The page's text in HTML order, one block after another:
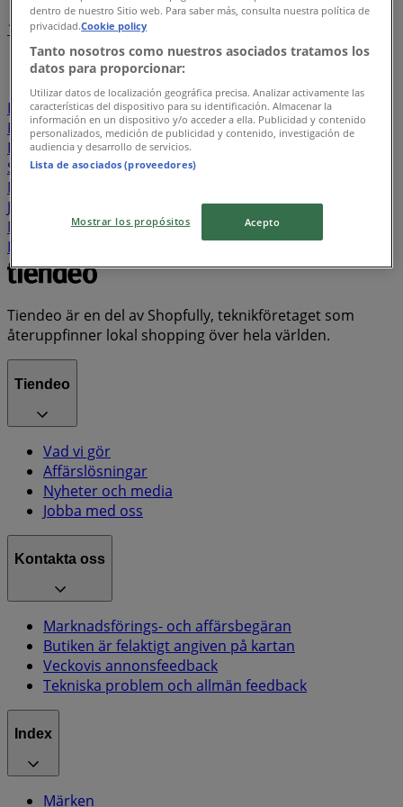
1 345
21
Willys
Lidl ÖoB ICA Maxi Rusta
Hemköp
DollarStore
Coop Stora Coop City Gross EKO
Kvantum
Systembolaget
ICA Supermarket
Blomsterlandet
Swedbank
Snabbgross
Tempo Jula
Matcenter
Jem&Fix
Bauhaus Nya Pulsen
Matdax
Matvärlden
Pekås Plantagen Cassels
ICA Nära
Lager 157
Tiendeo är en del av Shopfully, teknikföretaget som
återuppfinner lokal shopping över hela världen.
Tiendeo
Vad vi gör
Affärslösningar
Nyheter och media
Jobba med oss
Kontakta oss
Marknadsförings- och affärsbegäran
Butiken är felaktigt angiven på kartan
Veckovis annonsfeedback
Tekniska problem och allmän feedback
Index
Märken
dentro de nuestro Sitio web. Para saber más, consulta nuestra política de
privacidad.Cookie policy
Tanto nosotros como nuestros asociados tratamos los
datos para proporcionar:
Utilizar datos de localización geográfica precisa. Analizar activamente las
características del dispositivo para su identificación. Almacenar la
información en un dispositivo y/o acceder a ella. Publicidad y contenido
personalizados, medición de publicidad y contenido, investigación de
audiencia y desarrollo de servicios.
Lista de asociados (proveedores)
Mostrar los propósitos Acepto